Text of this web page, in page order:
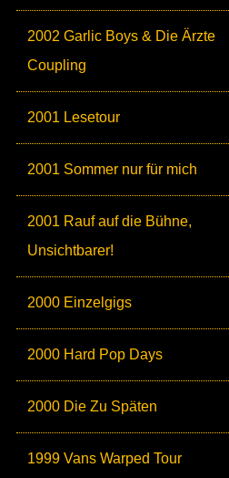
2002 Garlic Boys & Die Ärzte
Coupling
2001 Lesetour
2001 Sommer nur für mich
2001 Rauf auf die Bühne,
Unsichtbarer!
2000 Einzelgigs
2000 Hard Pop Days
2000 Die Zu Späten
1999 Vans Warped Tour